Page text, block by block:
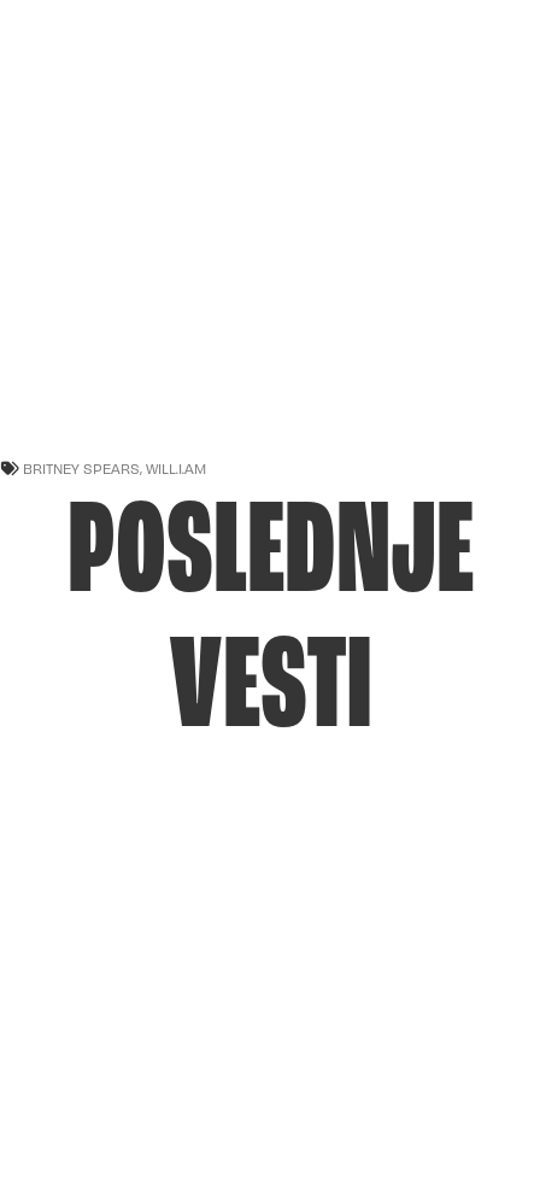
BRITNEY SPEARS, WILL.I.AM
POSLEDNJE
VESTI